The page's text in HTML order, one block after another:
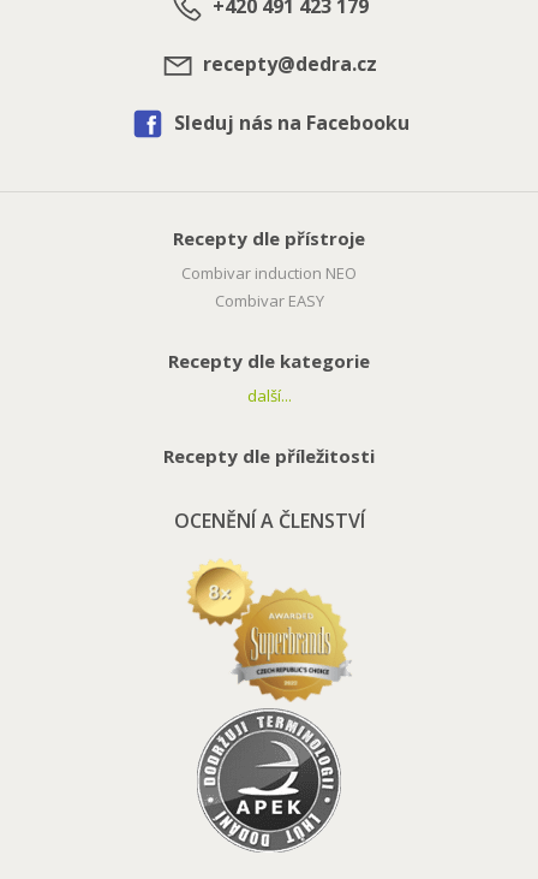
+420 491 423 179
recepty@dedra.cz
Sleduj nás na Facebooku
Recepty dle přístroje
Combivar induction NEO
Combivar EASY
Recepty dle kategorie
další...
Recepty dle příležitosti
OCENĚNÍ A ČLENSTVÍ